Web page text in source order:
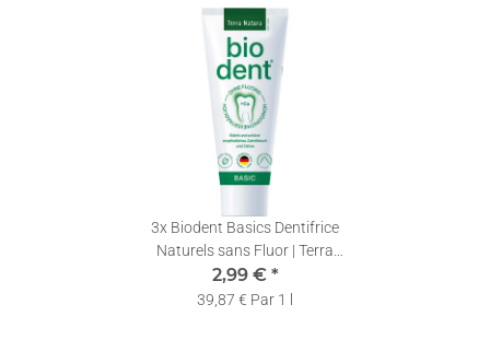
3x Biodent Basics Dentifrice
Naturels sans Fluor | Terra
Natura | 1 x 75ml
2,99 € *
39,87 € Par 1 l